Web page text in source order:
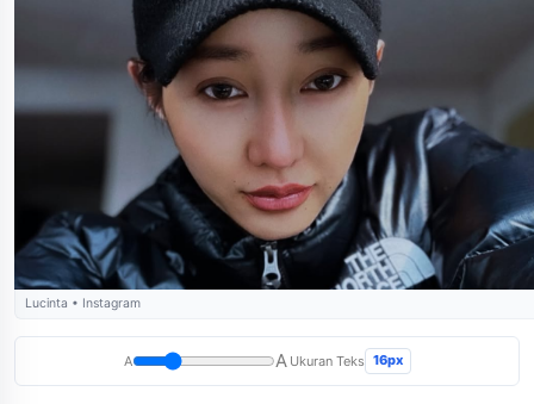
Lucinta • Instagram
A A Ukuran Teks 16px